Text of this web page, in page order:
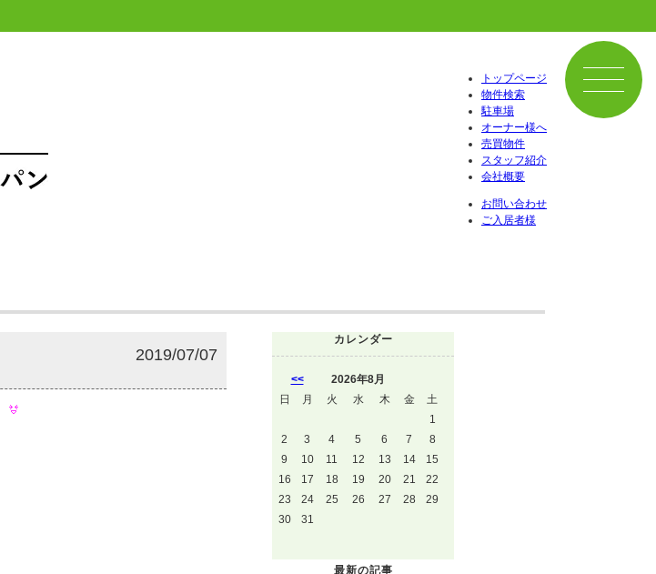
トップページ
物件検索
駐車場
オーナー様へ
売買物件
スタッフ紹介
会社概要
お問い合わせ
ご入居者様
2019/07/07
カレンダー
<<
2026年8月
日
月 火 水 木 金
土
1
2
3 4 5 6 7
8
9
10 11 12 13 14
15
16
17 18 19 20 21
22
23
24 25 26 27 28
29
30
31
最新の記事